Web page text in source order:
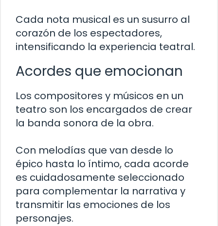
Cada nota musical es un susurro al
corazón de los espectadores,
intensificando la experiencia teatral.
Acordes que emocionan
Los compositores y músicos en un
teatro son los encargados de crear
la banda sonora de la obra.
Con melodías que van desde lo
épico hasta lo íntimo, cada acorde
es cuidadosamente seleccionado
para complementar la narrativa y
transmitir las emociones de los
personajes.